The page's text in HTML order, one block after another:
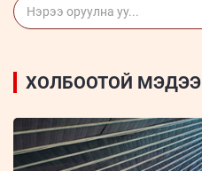
ХОЛБООТОЙ МЭДЭЭ